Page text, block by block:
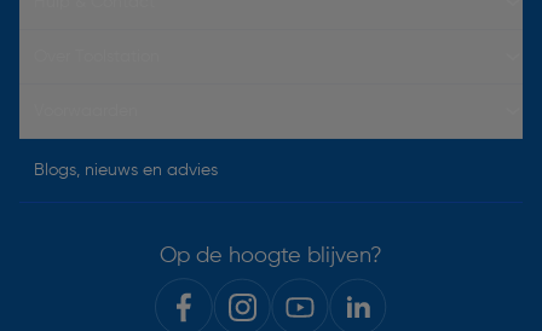
Blogs, nieuws en advies
Op de hoogte blijven?